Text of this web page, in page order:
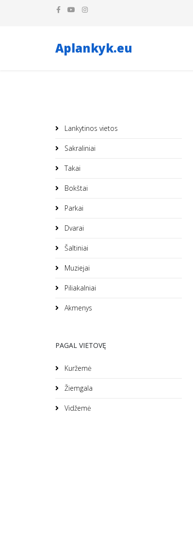
Aplankyk.eu
Lankytinos vietos
Sakraliniai
Takai
Bokštai
Parkai
Dvarai
Šaltiniai
Muziejai
Piliakalniai
Akmenys
PAGAL VIETOVĘ
Kuržemė
Žiemgala
Vidžemė